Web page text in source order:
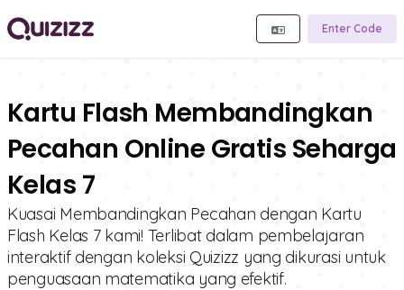
Enter Code
Kartu Flash Membandingkan
Pecahan Online Gratis Seharga
Kelas 7
Kuasai Membandingkan Pecahan dengan Kartu
Flash Kelas 7 kami! Terlibat dalam pembelajaran
interaktif dengan koleksi Quizizz yang dikurasi untuk
penguasaan matematika yang efektif.